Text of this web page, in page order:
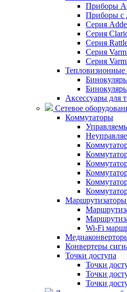
Приборы
Приборы с
Серия
Серия
Серия
Серия
Серия
Аксессуары для
Сетевое
Коммутаторы
Wi-Fi
Конвертеры
Точки доступа
Точки
Точки
Точки